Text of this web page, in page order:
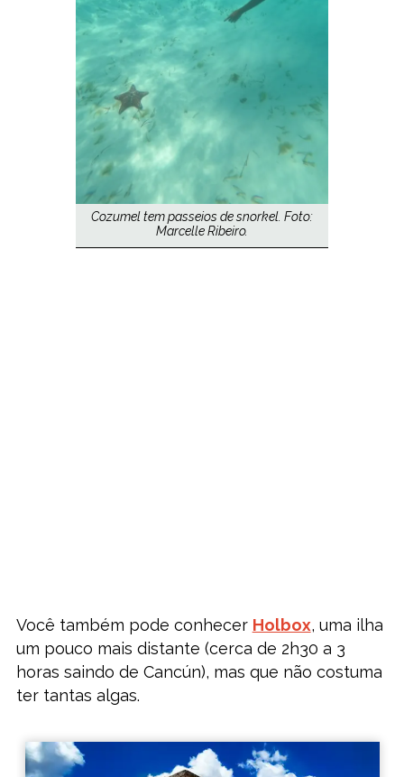
Cozumel tem passeios de snorkel. Foto:
Marcelle Ribeiro.
Você também pode conhecer Holbox, uma ilha
um pouco mais distante (cerca de 2h30 a 3
horas saindo de Cancún), mas que não costuma
ter tantas algas.